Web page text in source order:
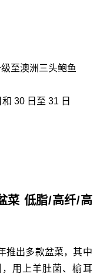
至澳洲三头鲍鱼
30 日至 31 日
菜 低脂/高纤/高
推出多款盆菜，其中
用上羊肚菌、榆耳